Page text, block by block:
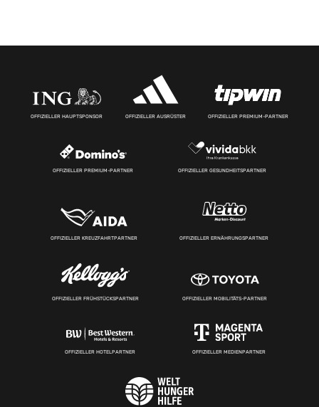
OFFIZIELLER HAUPTSPONSOR OFFIZIELLER AUSRÜSTER OFFIZIELLER PREMIUM-PARTNER
OFFIZIELLER PREMIUM-PARTNER OFFIZIELLER GESUNDHEITSPARTNER
OFFIZIELLER KREUZFAHRTPARTNER OFFIZIELLER ERNÄHRUNGSPARTNER
OFFIZIELLER FRÜHSTÜCKSPARTNER OFFIZIELLER MOBILITÄTS-PARTNER
OFFIZIELLER HOTELPARTNER OFFIZIELLER MEDIENPARTNER